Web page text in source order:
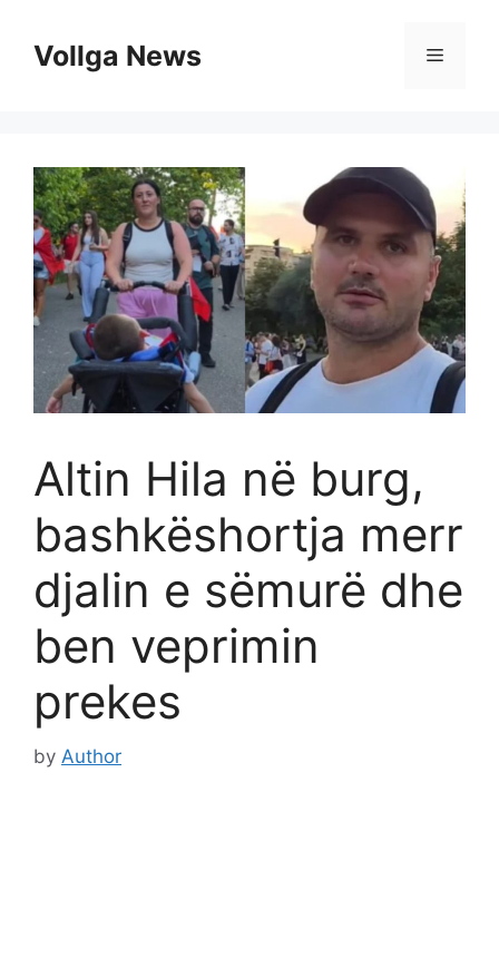
contentVollga News Menu
Altin Hila në burg,
bashkëshortja merr
djalin e sëmurë dhe
ben veprimin
prekes
by Author